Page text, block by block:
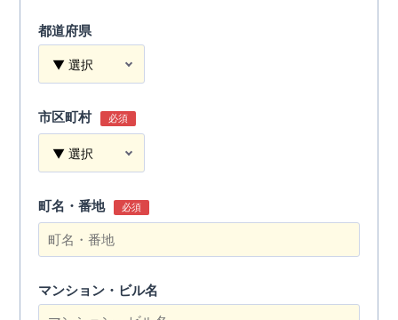
都道府県
市区町村 必須
町名・番地 必須
マンション・ビル名